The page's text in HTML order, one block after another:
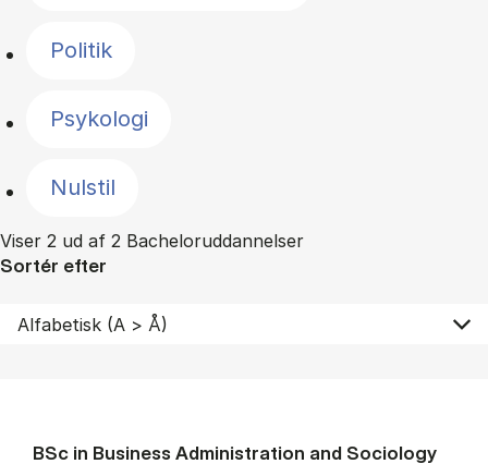
Politik
Psykologi
Nulstil
Viser 2 ud af 2 Bacheloruddannelser
Sortér efter
BSc in Busi­ness Ad­min­is­tra­tion and So­ci­ology